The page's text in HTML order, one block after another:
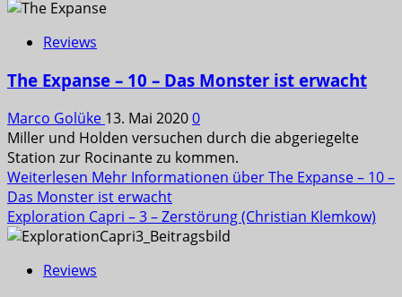
Reviews
The Expanse – 10 – Das Monster ist erwacht
Marco Golüke 13. Mai 20200
Miller und Holden versuchen durch die abgeriegelte
Station zur Rocinante zu kommen.
Weiterlesen Mehr Informationen über The Expanse – 10 –
Das Monster ist erwacht
Exploration Capri – 3 – Zerstörung (Christian Klemkow)
Reviews